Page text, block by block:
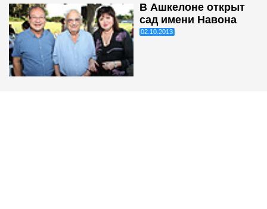
В Ашкелоне открыт
сад имени Навона
02.10.2013